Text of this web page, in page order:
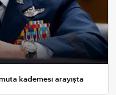
kademesi arayışta